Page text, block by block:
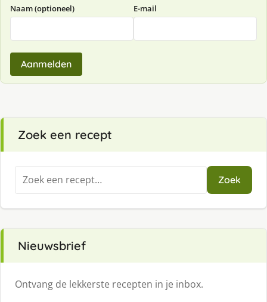
Naam (optioneel) E-mail
Aanmelden
Zoek een recept
Zoeken
naar:
Zoek
Nieuwsbrief
Ontvang de lekkerste recepten in je inbox.